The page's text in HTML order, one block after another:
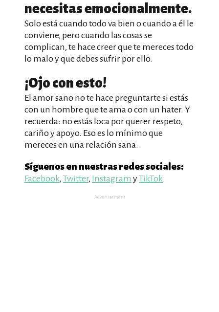
necesitas emocionalmente.
Solo está cuando todo va bien o cuando a él le
conviene, pero cuando las cosas se
complican, te hace creer que te mereces todo
lo malo y que debes sufrir por ello.
¡Ojo con esto!
El amor sano no te hace preguntarte si estás
con un hombre que te ama o con un hater. Y
recuerda: no estás loca por querer respeto,
cariño y apoyo. Eso es lo mínimo que
mereces en una relación sana.
Síguenos en nuestras redes sociales:
Facebook, Twitter, Instagram yTikTok.
Advertisement